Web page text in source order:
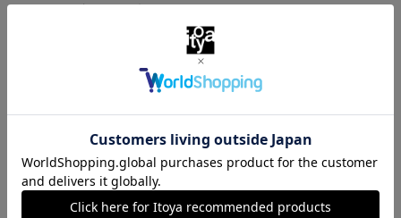
お気に入りに追加
返品・交換について
商品の特徴
絶妙な重量バランス、長時間の筆記に適したグリップ、な